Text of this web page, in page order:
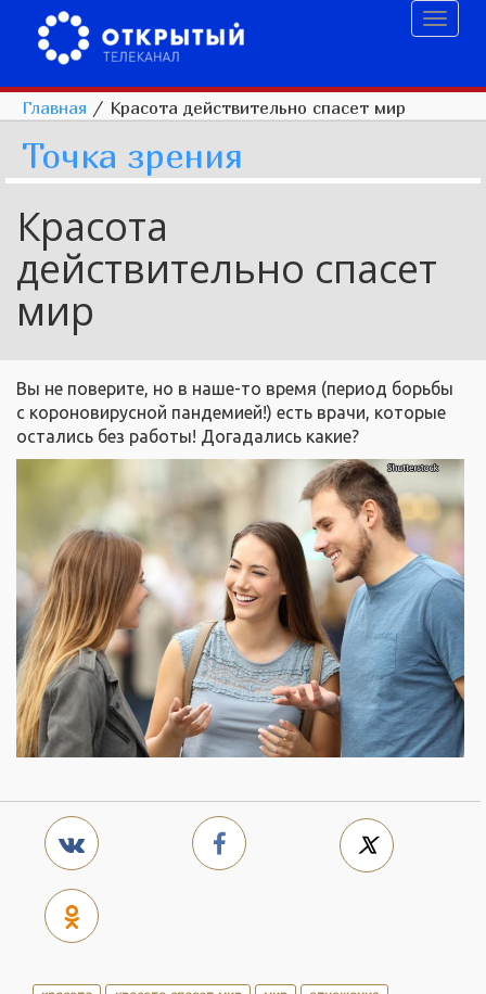
Главная / Красота действительно спасет мир
Точка зрения
Красота
действительно спасет
мир
Вы не поверите, но в наше-то время (период борьбы
с короновирусной пандемией!) есть врачи, которые
остались без работы! Догадались какие?